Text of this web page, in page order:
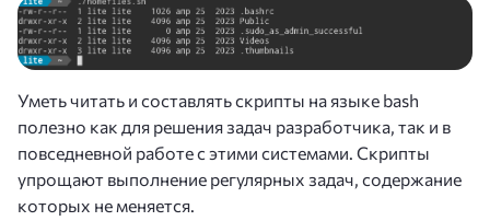
Уметь читать и составлять скрипты на языке bash
полезно как для решения задач разработчика, так и в
повседневной работе с этими системами. Скрипты
упрощают выполнение регулярных задач, содержание
которых не меняется.